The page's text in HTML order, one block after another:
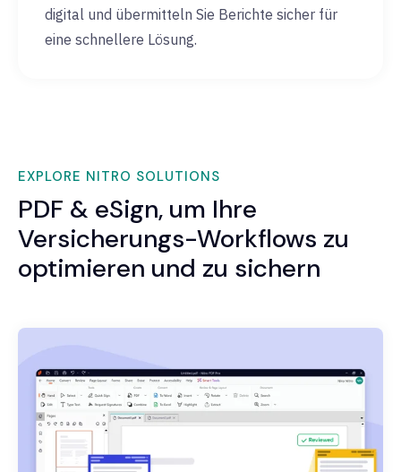
digital und übermitteln Sie Berichte sicher für
eine schnellere Lösung.
EXPLORE NITRO SOLUTIONS
PDF & eSign, um Ihre
Versicherungs-Workflows zu
optimieren und zu sichern